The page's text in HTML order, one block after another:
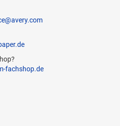
fachshop.de